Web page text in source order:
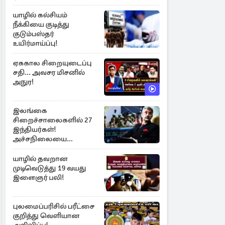
யாழில் கல்சியம்
நீக்கியை குடித்து
குடும்பஸ்தர்
உயிர்மாய்ப்பு!
ஏககால சிறையுடைப்பு
சதி... அவசர மிசனில்
அநுர!
இலங்கை
சிறைச்சாலைகளில் 27
இந்தியர்கள்!
அச்சநிலையை
மையப்படுத்தி
ஜெயசங்கர் அறிக்கை
யாழில் தவறான
முடிவெடுத்து 19 வயது
இளைஞர் பலி!
புலமைப்பரிசில் பரீட்சை
குறித்து வெளியான